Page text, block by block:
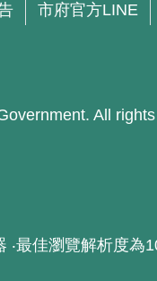
市府官方LINE
All
‧最佳瀏覽解析度為